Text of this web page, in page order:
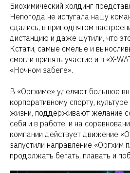
Биохимический холдинг
Непогода не испугала нашу
сдались, в приподнятом
дистанцию и даже шутили, что
Кстати, самые смелые и
смогли принять участие и в «X-
«Ночном забеге».
В «Оргхиме» уделяют большое
корпоративному спорту,
жизни, поддерживают желание
себя и в работе, и на
компании действует движение
запустили направление «Оргхим
продолжать бегать, плавать и